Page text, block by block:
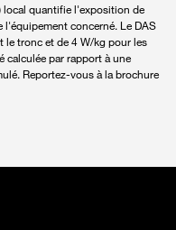
local quantifie l'exposition de
concerné. Le DAS
le tronc et de 4 W/kg pour les
calculée par rapport à une
Reportez-vous à la brochure